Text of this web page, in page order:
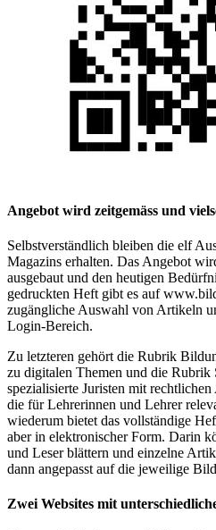
Angebot wird zeitgemäss und
Selbstverständlich bleiben die elf
Magazins erhalten. Das Angebot
ausgebaut und den heutigen
gedruckten Heft gibt es auf
zugängliche Auswahl von Artikeln
Login-Bereich.
Zu letzteren gehört die Rubrik
zu digitalen Themen und die Rubrik
spezialisierte Juristen mit
die für Lehrerinnen und Lehrer
wiederum bietet das vollständige
aber in elektronischer Form. Darin
und Leser blättern und einzelne
dann angepasst auf die jeweilige
Zwei Websites mit